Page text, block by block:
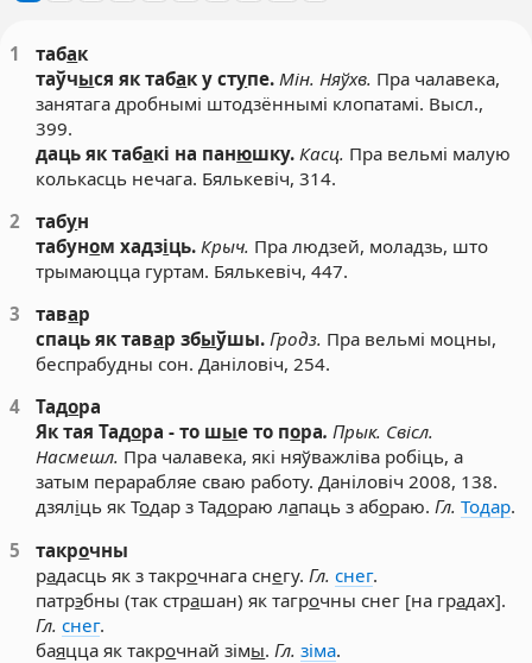
1 табак
таўчыся як табак у ступе. Мін. Няўхв. Пра чалавека,
занятага дробнымі штодзённымі клопатамі. Высл.,
399.
даць як табакі на панюшку. Касц. Пра вельмі малую
колькасць нечага. Бялькевіч, 314.
2
табун
табуном хадзіць. Крыч. Пра людзей, моладзь, што
трымаюцца гуртам. Бялькевіч, 447.
3
тавар
спаць як тавар збыўшы. Гродз. Пра вельмі моцны,
беспрабудны сон. Даніловіч, 254.
4
Тадора
Як тая Тадора - то шые то пора. Прык. Свісл.
Насмешл. Пра чалавека, які няўважліва робіць, а
затым перарабляе сваю работу. Даніловіч 2008, 138.
дзяліць як Тодар з Тадораю лапаць з абораю.Гл. Тодар.
5
такрочны
радасць як з такрочнага снегу. Гл. снег.
патрэбны (так страшан) як тагрочны снег [на градах].
Гл. снег.
баяцца як такрочнай зімы. Гл. зіма.